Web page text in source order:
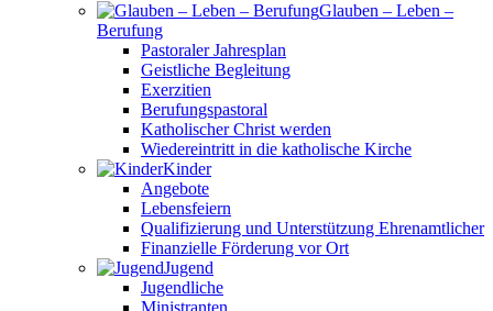
Glauben – Leben –
Berufung
Pastoraler Jahresplan
Geistliche Begleitung
Exerzitien
Berufungspastoral
Katholischer Christ werden
Wiedereintritt in die katholische Kirche
Kinder
Angebote
Lebensfeiern
Qualifizierung und Unterstützung Ehrenamtlicher
Finanzielle Förderung vor Ort
Jugend
Jugendliche